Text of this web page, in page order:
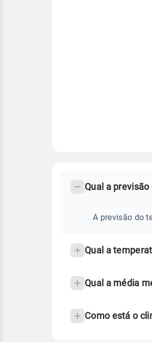
frequentes
chuva
Qual a
A previsão do
Qual a
Qual a média
Como está o